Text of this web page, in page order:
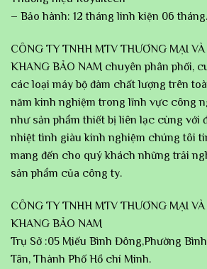
– Bảo hành: 12 tháng linh kiện 06 tháng.
CÔNG TY TNHH MTV THƯƠNG MẠI
KHANG BẢO NAM chuyên phân phối,
các loại máy bộ đàm chất lượng trên
năm kinh nghiệm trong lĩnh vực công
như sản phẩm thiết bị liên lạc cùng với
nhiệt tình giàu kinh nghiệm chúng tôi
mang đến cho quý khách những trải
sản phẩm của công ty.
CÔNG TY TNHH MTV THƯƠNG MẠI
KHANG BẢO NAM
Trụ Sở :05 Miếu Bình Đông,Phường
Tân, Thành Phố Hồ chí Minh.